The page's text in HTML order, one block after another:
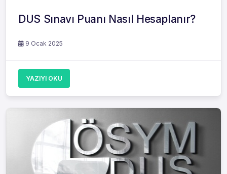
DUS Sınavı Puanı Nasıl Hesaplanır?
9 Ocak 2025
YAZIYI OKU